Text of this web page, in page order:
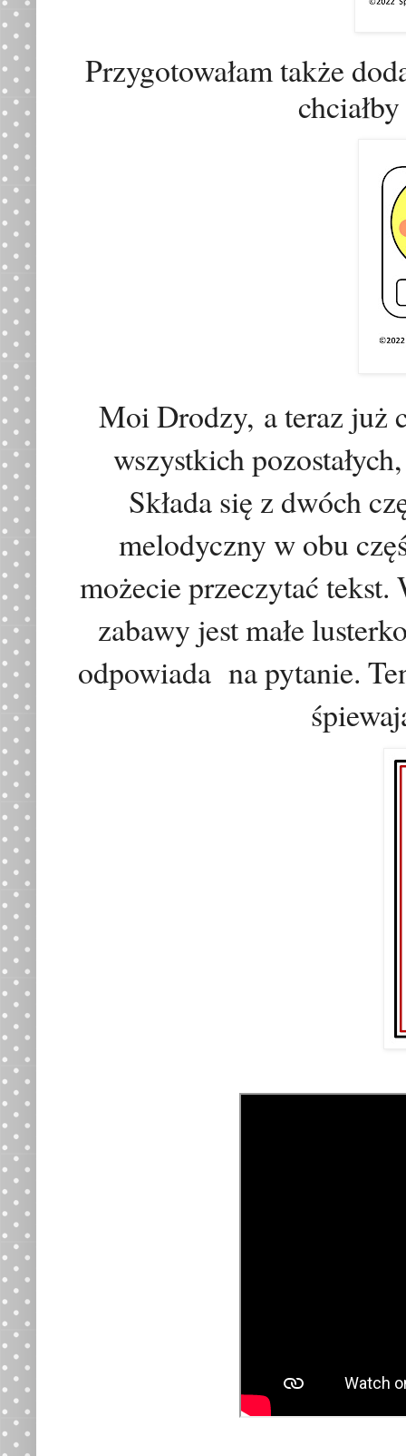
Przygotowałam także
Moi Drodzy, a teraz już
wszystkich pozostałych,
Składa się z dwóch
melodyczny w obu
możecie przeczytać
zabawy jest małe
odpowiada na pytanie.